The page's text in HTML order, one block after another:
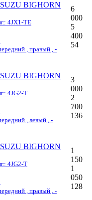
BIGHORN
4JX1-TE
, правый , -
6
000
5
400
54
BIGHORN
4JG2-T
, левый , -
3
000
2
700
136
BIGHORN
4JG2-T
, правый , -
1
150
1
050
128